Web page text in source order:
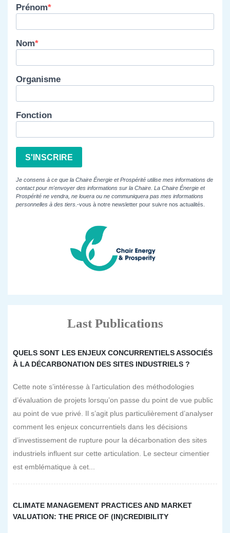
Prénom
Nom
Organisme
Fonction
S'INSCRIRE
Je consens à ce que la Chaire Énergie et Prospérité utilise mes informations de
contact pour m'envoyer des informations sur la Chaire. La Chaire Énergie et
Prospérité ne vendra, ne louera ou ne communiquera pas mes informations
personnelles à des tiers. -vous à notre newsletter pour suivre nos actualités.
Last Publications
QUELS SONT LES ENJEUX CONCURRENTIELS ASSOCIÉS
À LA DÉCARBONATION DES SITES INDUSTRIELS ?
Cette note s’intéresse à l’articulation des méthodologies
d’évaluation de projets lorsqu’on passe du point de vue public
au point de vue privé. Il s’agit plus particulièrement d’analyser
comment les enjeux concurrentiels dans les décisions
d’investissement de rupture pour la décarbonation des sites
industriels influent sur cette articulation. Le secteur cimentier
est emblématique à cet...
CLIMATE MANAGEMENT PRACTICES AND MARKET
VALUATION: THE PRICE OF (IN)CREDIBILITY